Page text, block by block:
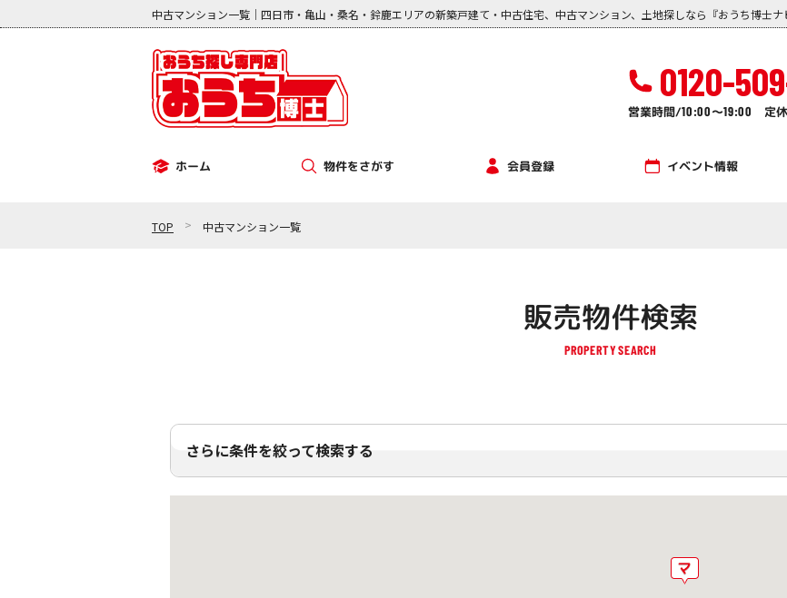
中古マンション一覧｜四日市・亀山・桑名・鈴鹿エリアの新築戸建て・中古住宅、中古マンション、土地探しなら『おうち博士ナ
0120-
営業時間/10:00～19:00 定
ホーム
物件をさがす
会員登録 イベント情報
TOP > 中古マンション一覧
販売物件検索
さらに条件を絞って検索する